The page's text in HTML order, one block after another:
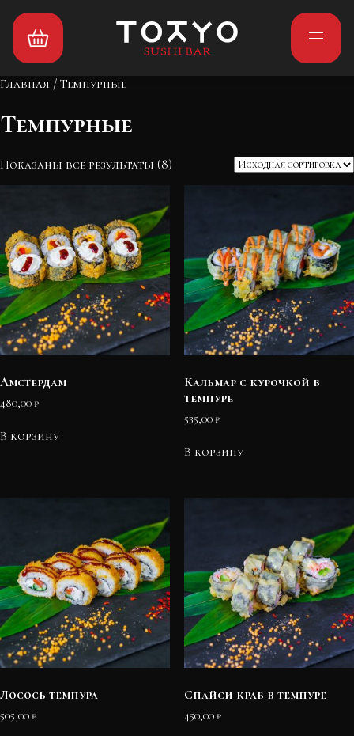
Главная / Темпурные
Темпурные
Показаны все результаты (8)
Амстердам
480,00 ₽
В корзину
Кальмар с курочкой в
темпуре
535,00 ₽
В корзину
Лосось темпура
505,00 ₽
Спайси краб в темпуре
450,00 ₽